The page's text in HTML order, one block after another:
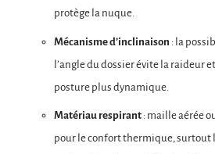
protège la nuque.
Mécanisme d’inclinaison : la
l’angle du dossier évite la raideur
posture plus dynamique.
Matériau respirant : maille aérée
pour le confort thermique, surtout